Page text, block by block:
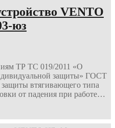
VENTO
юз
ТР ТС 019/2011 «О
защиты» ГОСТ
втягивающего типа
от падения при работе…